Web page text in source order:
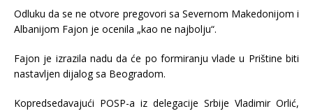
Odluku da se ne otvore pregovori sa Severnom Makedonijom i
Albanijom Fajon je ocenila „kao ne najbolju“.
Fajon je izrazila nadu da će po formiranju vlade u Prištine biti
nastavljen dijalog sa Beogradom.
Kopredsedavajući POSP-a iz delegacije Srbije Vladimir Orlić,